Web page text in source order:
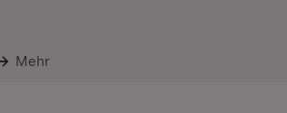
Mehr